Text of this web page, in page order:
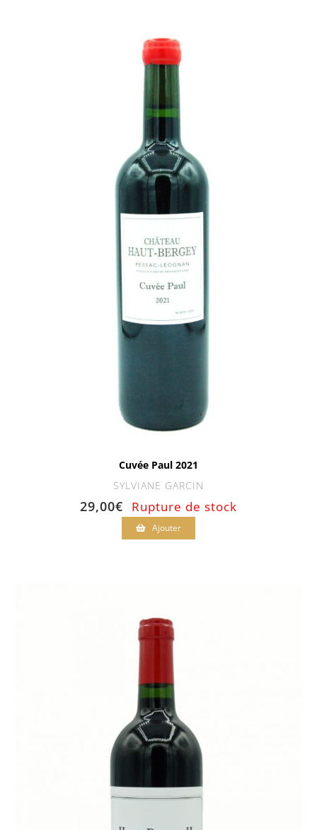
Cuvée Paul 2021
SYLVIANE GARCIN
29,00€ Rupture de stock
Ajouter